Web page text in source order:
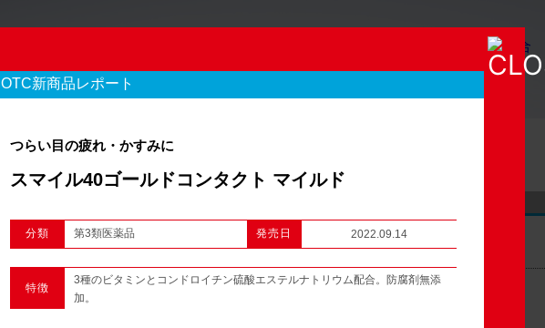
970 件のレポート
OTC新商品レポート
つらい目の疲れ・かすみに
スマイル40ゴールドコンタクト マイルド
分類 第3類医薬品 発売日 2022.09.14
特徴
3種のビタミンとコンドロイチン硫酸エステルナトリウム配合。防腐剤無添
加。